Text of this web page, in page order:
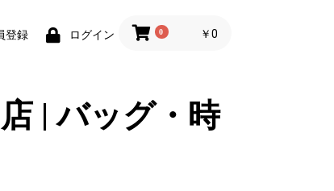
登録 ログイン 0 ￥0
| バッグ・時